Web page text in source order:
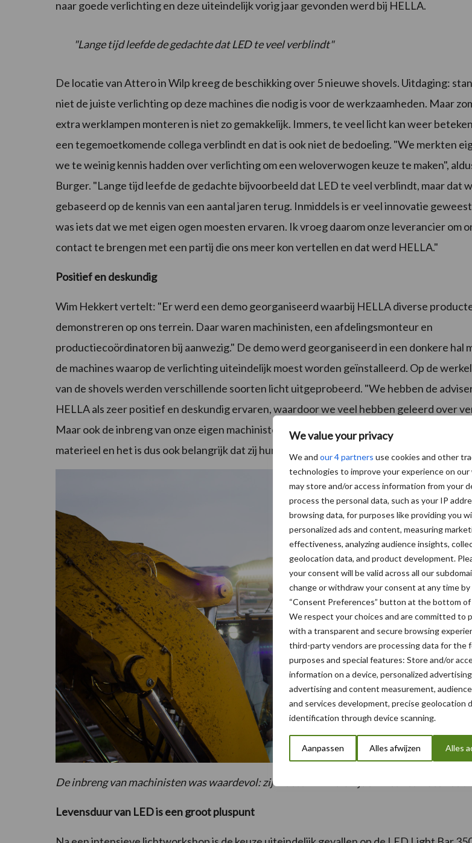
We value your privacy
We and our 4 partners use cookies and other
technologies to improve your experience on
may store and/or access information from your
process the personal data, such as your IP
browsing data, for purposes like providing you
personalized ads and content, measuring
effectiveness, analyzing audience insights,
geolocation data, and product development.
your consent will be valid across all our
change or withdraw your consent at any time
“Consent Preferences” button at the bottom of
We respect your choices and are committed to
with a transparent and secure browsing
third-party vendors are processing data for the
purposes and special features: Store and/or
information on a device, personalized
advertising and content measurement,
and services development, precise geolocation
identification through device scanning.
Aanpassen Alles afwijzen Alles
naar goede verlichting en deze uiteindelijk vorig jaar gevonden werd bij HELLA.
"Lange tijd leefde de gedachte dat LED te veel verblindt"
De locatie van Attero in Wilp kreeg de beschikking over 5 nieuwe shovels. Uitdaging:
niet de juiste verlichting op deze machines die nodig is voor de werkzaamheden. Maar
extra werklampen monteren is niet zo gemakkelijk. Immers, te veel licht kan weer
een tegemoetkomende collega verblindt en dat is ook niet de bedoeling. "We merkten
we te weinig kennis hadden over verlichting om een weloverwogen keuze te maken",
Burger. "Lange tijd leefde de gedachte bijvoorbeeld dat LED te veel verblindt, maar dat
gebaseerd op de kennis van een aantal jaren terug. Inmiddels is er veel innovatie
was iets dat we met eigen ogen moesten ervaren. Ik vroeg daarom onze leverancier om
contact te brengen met een partij die ons meer kon vertellen en dat werd HELLA."
Positief en deskundig
Wim Hekkert vertelt: "Er werd een demo georganiseerd waarbij HELLA diverse
demonstreren op ons terrein. Daar waren machinisten, een afdelingsmonteur en
productiecoördinatoren bij aanwezig." De demo werd georganiseerd in een donkere hal
de machines waarop de verlichting uiteindelijk moest worden geïnstalleerd. Op de
van de shovels werden verschillende soorten licht uitgeprobeerd. "We hebben de
HELLA als zeer positief en deskundig ervaren, waardoor we veel hebben geleerd over
Maar ook de inbreng van onze eigen machinisten was waardevol, zij moeten immers rijden
materieel en het is dus ook belangrijk dat zij hun mening konden laten horen", aldus Wim
De inbreng van machinisten was waardevol: zij moeten immers rijden met het materieel.
Levensduur van LED is een groot pluspunt